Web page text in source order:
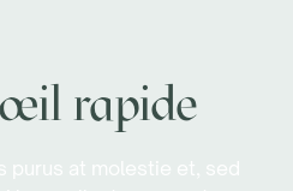
rapide